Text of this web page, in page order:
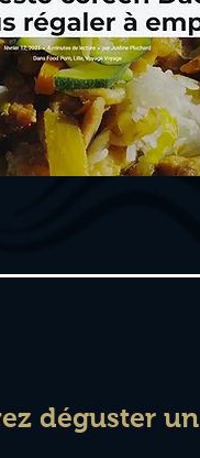
déguster un